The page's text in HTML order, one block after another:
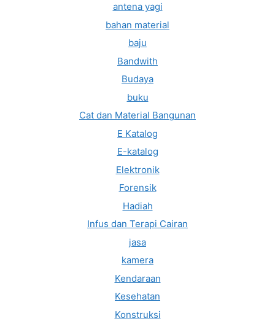
antena yagi
bahan material
baju
Bandwith
Budaya
buku
Cat dan Material Bangunan
E Katalog
E-katalog
Elektronik
Forensik
Hadiah
Infus dan Terapi Cairan
jasa
kamera
Kendaraan
Kesehatan
Konstruksi